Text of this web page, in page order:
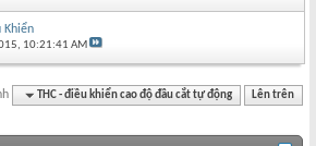
Khiển
10:21:41 AM
THC - điều khiển cao độ đầu cắt tự động Lên trên